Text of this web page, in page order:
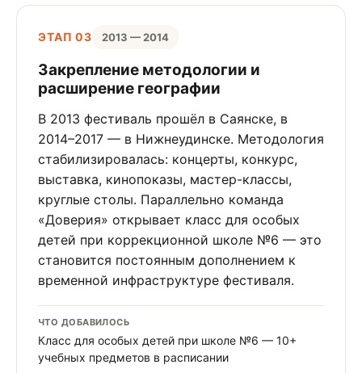
ЭТАП 03 2013 — 2014
Закрепление методологии и
расширение географии
В 2013 фестиваль прошёл в Саянске, в
2014–2017 — в Нижнеудинске. Методология
стабилизировалась: концерты, конкурс,
выставка, кинопоказы, мастер-классы,
круглые столы. Параллельно команда
«Доверия» открывает класс для особых
детей при коррекционной школе №6 — это
становится постоянным дополнением к
временной инфраструктуре фестиваля.
ЧТО ДОБАВИЛОСЬ
Класс для особых детей при школе №6 — 10+
учебных предметов в расписании